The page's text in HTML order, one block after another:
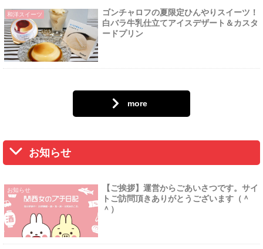
和洋スイーツ
ゴンチャロフの夏限定ひんやりスイーツ！
白バラ牛乳仕立てアイスデザート＆カスタ
ードプリン
more
お知らせ
お知らせ
【ご挨拶】運営からごあいさつです。サイ
トご訪問頂きありがとうございます（＾
＾）